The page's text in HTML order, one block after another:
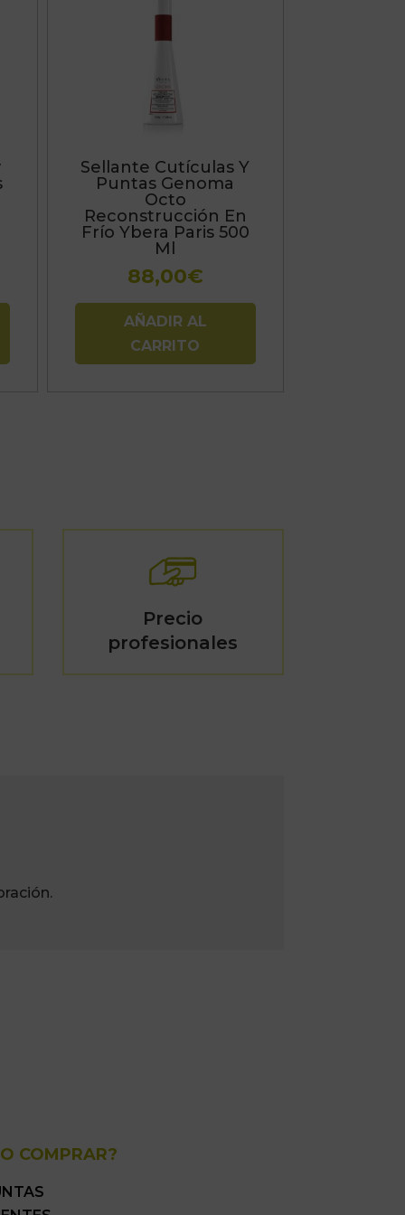
Sellante Cutículas Y
Puntas Genoma
Octo
Reconstrucción En
Frío Ybera Paris 500
Ml
88,00€
AÑADIR AL
CARRITO
Precio
profesionales
COMPRAR?